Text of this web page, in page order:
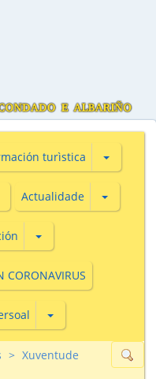
de O Concello
turìstica
de Concellerías
Actualidade
Subsecciones de E-
CORONAVIRUS
Subsecciones de
Xuventude